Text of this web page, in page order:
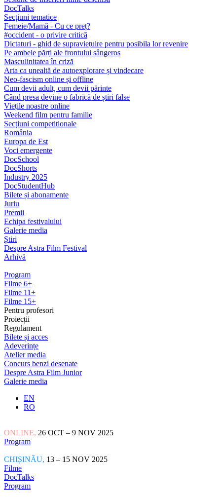
DocTalks
Secțiuni tematice
Femeie/Mamă - Cu ce preț?
#occident - o privire critică
Dictaturi - ghid de supraviețuire pentru posibila lor revenire
Pe ambele părți ale frontului sângeros
Masculinitatea în criză
Arta ca unealtă de autoexplorare și vindecare
Neo-fascism online și offline
Cum devii adult, cum devii părinte
Când presa devine o fabrică de știri false
Viețile noastre online
Weekend film pentru familie
Secțiuni competiționale
România
Europa de Est
Voci emergente
DocSchool
DocShorts
Industry 2025
DocStudentHub
Bilete și abonamente
Juriu
Premii
Echipa festivalului
Galerie media
Știri
Despre Astra Film Festival
Arhivă
Program
Filme 6+
Filme 11+
Filme 15+
Pentru profesori
Proiecții
Regulament
Bilete și acces
Adeverințe
Atelier media
Concurs benzi desenate
Despre Astra Film Junior
Galerie media
EN
RO
ONLINE, 26 OCT – 9 NOV 2025
Program
CHIȘINĂU, 13 – 15 NOV 2025
Filme
DocTalks
Program